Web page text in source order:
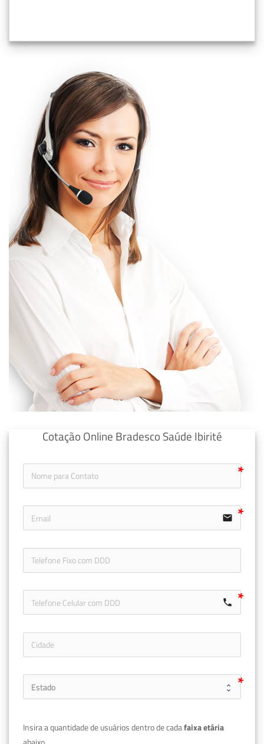
Cotação Online Bradesco Saúde Ibirité
email
call
Insira a quantidade de usuários dentro de cada